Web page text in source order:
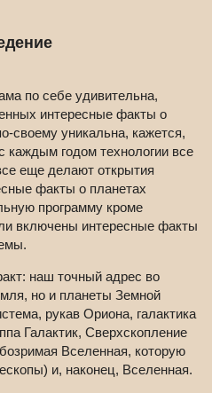
по себе удивительна,
интересные факты о
своему уникальна, кажется,
каждым годом технологии все
еще делают открытия
факты о планетах
программу кроме
включены интересные факты
наш точный адрес во
но и планеты Земной
рукав Ориона, галактика
Галактик, Сверхскопление
Вселенная, которую
и, наконец, Вселенная.